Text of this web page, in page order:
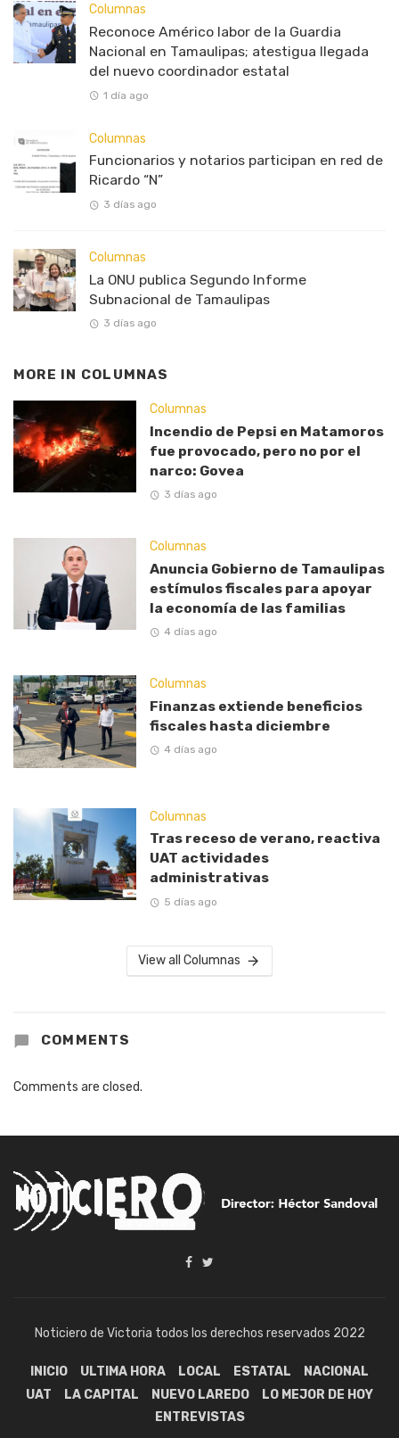
Columnas
Reconoce Américo labor de la Guardia
Nacional en Tamaulipas; atestigua llegada
del nuevo coordinador estatal
1 día ago
Columnas
Funcionarios y notarios participan en red de
Ricardo “N”
3 días ago
Columnas
La ONU publica Segundo Informe
Subnacional de Tamaulipas
3 días ago
MORE IN COLUMNAS
Columnas
Incendio de Pepsi en Matamoros
fue provocado, pero no por el
narco: Govea
3 días ago
Columnas
Anuncia Gobierno de Tamaulipas
estímulos fiscales para apoyar
la economía de las familias
4 días ago
Columnas
Finanzas extiende beneficios
fiscales hasta diciembre
4 días ago
Columnas
Tras receso de verano, reactiva
UAT actividades
administrativas
5 días ago
View all Columnas
COMMENTS
Comments are closed.
Noticiero de Victoria todos los derechos reservados 2022
INICIO ULTIMA HORA LOCAL ESTATAL
NACIONAL
UAT
LA CAPITAL NUEVO LAREDO
LO MEJOR DE HOY
ENTREVISTAS